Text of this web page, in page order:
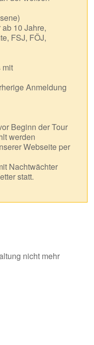
10 Jahre,
FSJ, FÖJ,
mit
Anmeldung
Beginn der Tour
werden
Webseite per
Nachtwächter
statt.
nicht mehr